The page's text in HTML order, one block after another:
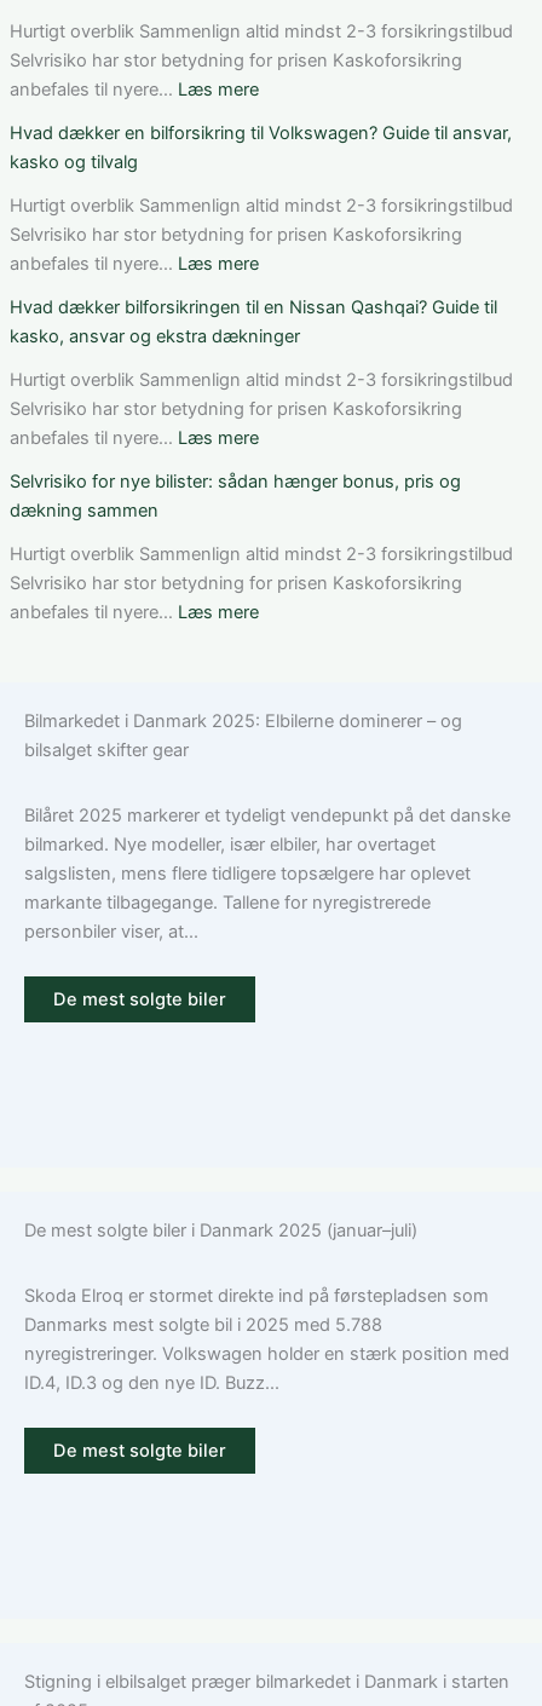
rabat
på
bilforsikring
ung
Hurtigt overblik Sammenlign altid mindst 2-3 forsikringstilbud
Selvrisiko har stor betydning for prisen Kaskoforsikring
anbefales til nyere… Læs mere:
bilforsikring
Tesla
Model
3:
vælger
du
den
rigtige
dækning
Hvad dækker en bilforsikring til Volkswagen? Guide til ansvar,
kasko og tilvalg
Hurtigt overblik Sammenlign altid mindst 2-3 forsikringstilbud
Selvrisiko har stor betydning for prisen Kaskoforsikring
anbefales til nyere… Læs mere:
dækker
en
bilforsikring
til
Volkswagen?
til
kasko
og
tilvalg
Hvad dækker bilforsikringen til en Nissan Qashqai? Guide til
kasko, ansvar og ekstra dækninger
Hurtigt overblik Sammenlign altid mindst 2-3 forsikringstilbud
Selvrisiko har stor betydning for prisen Kaskoforsikring
anbefales til nyere… Læs mere:
dækker
til
en
Nissan
kasko,
ekstra
dækninger
Selvrisiko for nye bilister: sådan hænger bonus, pris og
dækning sammen
Hurtigt overblik Sammenlign altid mindst 2-3 forsikringstilbud
Selvrisiko har stor betydning for prisen Kaskoforsikring
anbefales til nyere… Læs mere:
bilister:
bonus,
pris
og
dækning
Bilmarkedet i Danmark 2025: Elbilerne dominerer – og
bilsalget skifter gear
Bilåret 2025 markerer et tydeligt vendepunkt på det danske
bilmarked. Nye modeller, især elbiler, har overtaget
salgslisten, mens flere tidligere topsælgere har oplevet
markante tilbagegange. Tallene for nyregistrerede
personbiler viser, at...
De mest solgte biler
De mest solgte biler i Danmark 2025 (januar–juli)
Skoda Elroq er stormet direkte ind på førstepladsen som
Danmarks mest solgte bil i 2025 med 5.788
nyregistreringer. Volkswagen holder en stærk position med
ID.4, ID.3 og den nye ID. Buzz...
De mest solgte biler
Stigning i elbilsalget præger bilmarkedet i Danmark i starten